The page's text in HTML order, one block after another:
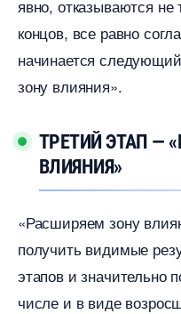
явно, отказываются не
концов, все равно
начинается
зону влияния».
ТРЕТИЙ ЭТАП —
ЛИЯНИЯ»
«Расширяем зону
получить видимые
этапов и значительно
числе и в виде